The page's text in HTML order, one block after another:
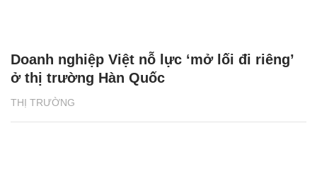
THỊ TRƯỜNG
Doanh nghiệp Việt nỗ lực ‘mở lối đi riêng’
ở thị trường Hàn Quốc